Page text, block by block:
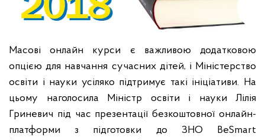
Масові онлайн курси є важливою додатковою
опцією для навчання сучасних дітей, і Міністерство
освіти і науки усіляко підтримує такі ініціативи. На
цьому наголосила Міністр освіти і науки Лілія
Гриневич під час презентації безкоштовної онлайн-
платформи з підготовки до ЗНО BeSmart